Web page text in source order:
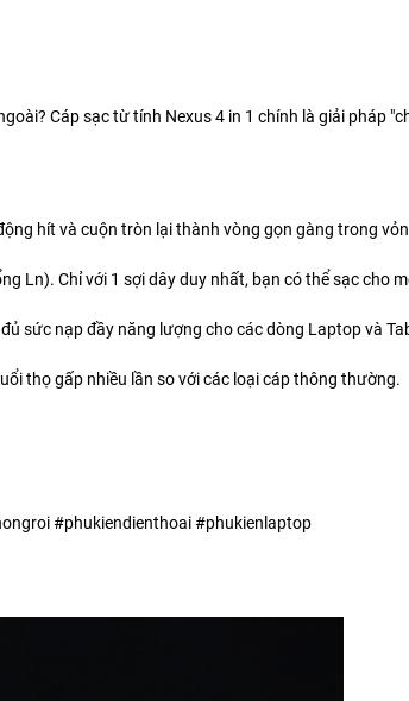
Cáp sạc từ tính Nexus 4 in 1 chính là giải pháp
hít và cuộn tròn lại thành vòng gọn gàng trong
Ln). Chỉ với 1 sợi dây duy nhất, bạn có thể sạc cho
sức nạp đầy năng lượng cho các dòng Laptop và
thọ gấp nhiều lần so với các loại cáp thông thường.
#phukiendienthoai #phukienlaptop